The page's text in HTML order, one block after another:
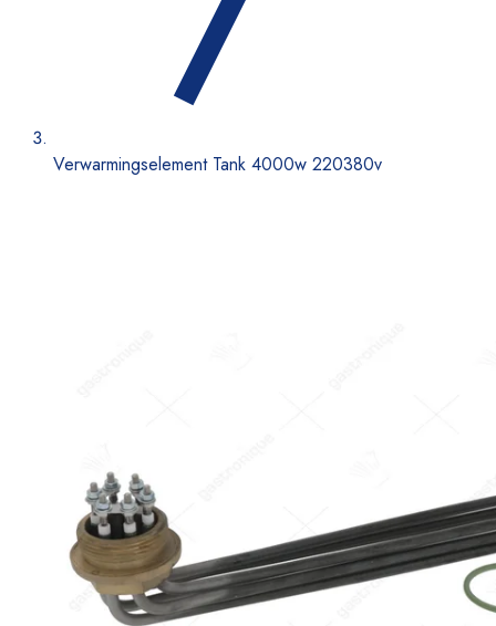
Verwarmingselement Tank 4000w 220380v